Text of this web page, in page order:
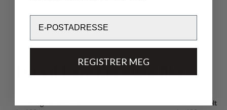
u vil kanskje også like
Venture Belt
REGISTRER MEG